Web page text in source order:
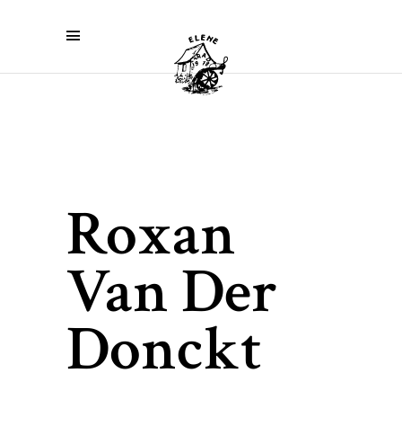
Roxan
Van Der
Donckt